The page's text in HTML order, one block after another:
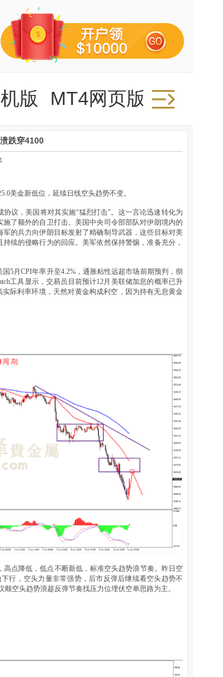
版 MT4网页版
跌穿4100
美金新低位，延续日线空头趋势不变。
议，美国将对其实施“猛烈打击”。这一言论迅速转化为
了额外的自卫打击。美国中央司令部部队对伊朗境内的
的兵力向伊朗目标发射了精确制导武器，这些目标对美
续的侵略行为的回应。美军依然保持警惕，准备充分，
5月CPI年率升至4.2%，通胀粘性远超市场前期预判，彻
工具显示，交易员目前预计12月美联储加息的概率已升
际利率环境，天然对黄金构成利空，因为持有无息黄金
点降低，低点不断新低，标准空头趋势浪节奏。昨日空
行，空头力量非常强势，后市反弹后继续看空头趋势不
空头趋势浪趁反弹节奏找压力位埋伏空单思路为主。